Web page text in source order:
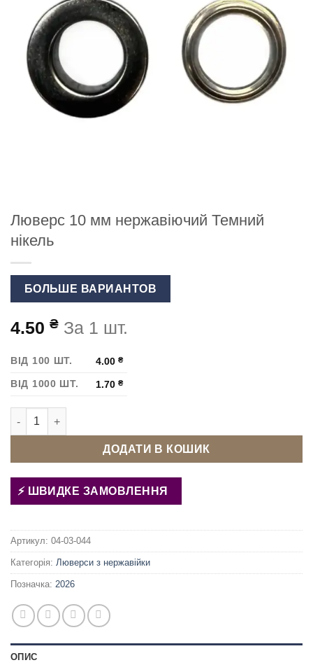
Люверс 10 мм нержавіючий Темний
нікель
БОЛЬШЕ ВАРИАНТОВ
4.50 ₴ За 1 шт.
ВІД 100 ШТ. 4.00₴
ВІД 1000 ШТ. 1.70₴
Люверс 10 мм нержавіючий Темний нікель кількість
ДОДАТИ В КОШИК
ШВИДКЕ ЗАМОВЛЕННЯ
Артикул: 04-03-044
Категорія: Люверси з нержавійки
Позначка: 2026
ОПИС